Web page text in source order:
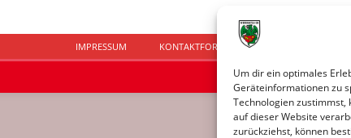
Um dir ein optimales
Geräteinformationen zu
Technologien zustimmst,
auf dieser Website
zurückziehst, können
IMPRESSUM KONTAKTFORMULAR